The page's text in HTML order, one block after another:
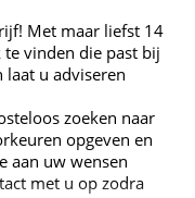
Met maar liefst 14
vinden die past bij
laat u adviseren
zoeken naar
opgeven en
aan uw wensen
met u op zodra